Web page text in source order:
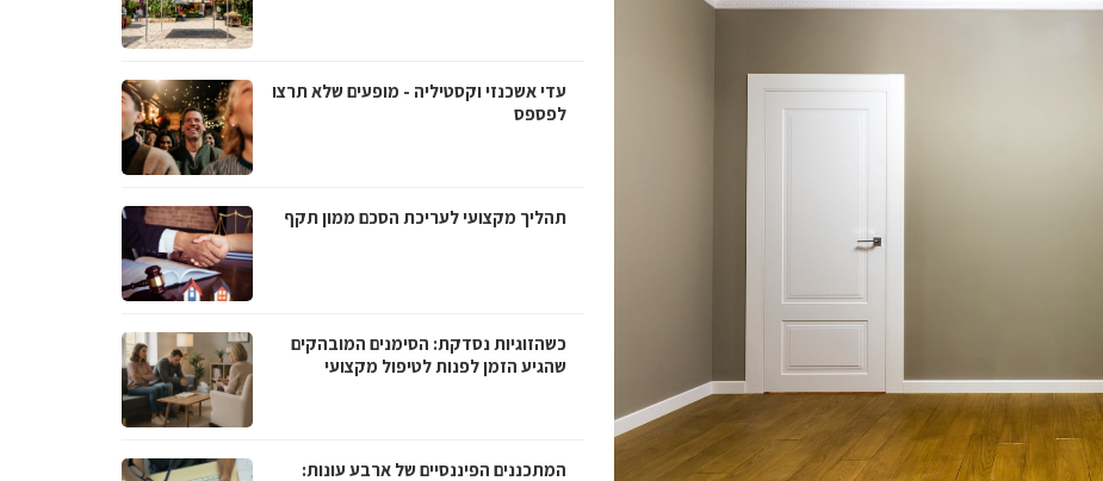
עדי אשכנזי וקסטיליה - מופעים שלא תרצו
לפספס
תהליך מקצועי לעריכת הסכם ממון תקף
כשהזוגיות נסדקת: הסימנים המובהקים
שהגיע הזמן לפנות לטיפול מקצועי
המתכננים הפיננסיים של ארבע עונות: